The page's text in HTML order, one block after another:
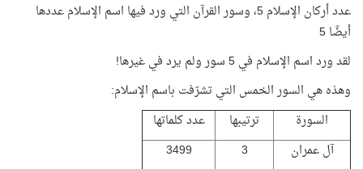
عدد أركان الإسلام 5، وسور القرآن التي ورد فيها اسم الإسلام عددها
أيضًا 5
لقد ورد اسم الإسلام في 5 سور ولم يرد في غيرها!
وهذه هي السور الخمس التي تشرّفت باسم الإسلام:
السورة
ترتيبها
عدد كلماتها
آل عمران
3
3499